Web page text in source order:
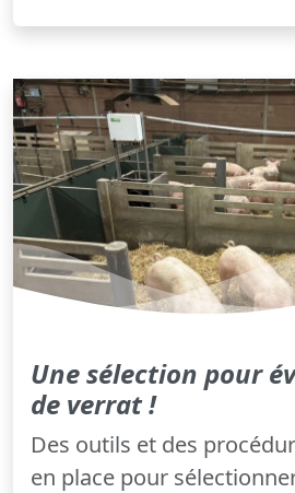
Une sélection pour
de verrat !
Des outils et des
en place pour